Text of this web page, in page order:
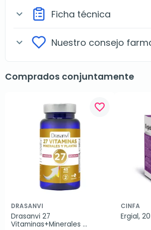
expand_more Ficha técnica
expand_more Nuestro consejo
Comprados conjuntamente
favorite_border
DRASANVI
Drasanvi 27
Vitaminas+Minerales
CINFA
Ergial,